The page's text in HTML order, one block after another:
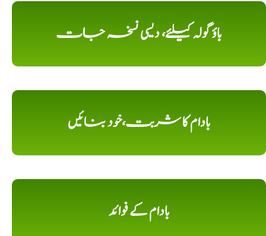
باؤ گولہ کیلئے، دیسی نسخہ جات
بادام کا شربت،خود بنائیں
بادام کے فوائد